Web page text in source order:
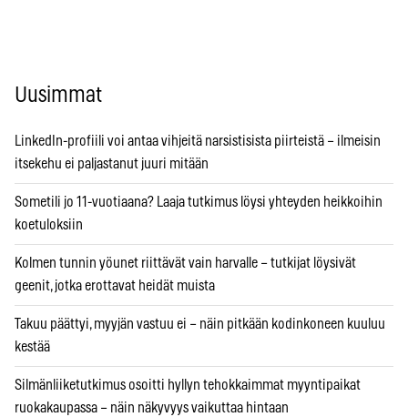
Uusimmat
LinkedIn-profiili voi antaa vihjeitä narsistisista piirteistä – ilmeisin
itsekehu ei paljastanut juuri mitään
Sometili jo 11-vuotiaana? Laaja tutkimus löysi yhteyden heikkoihin
koetuloksiin
Kolmen tunnin yöunet riittävät vain harvalle – tutkijat löysivät
geenit, jotka erottavat heidät muista
Takuu päättyi, myyjän vastuu ei – näin pitkään kodinkoneen kuuluu
kestää
Silmänliiketutkimus osoitti hyllyn tehokkaimmat myyntipaikat
ruokakaupassa – näin näkyvyys vaikuttaa hintaan